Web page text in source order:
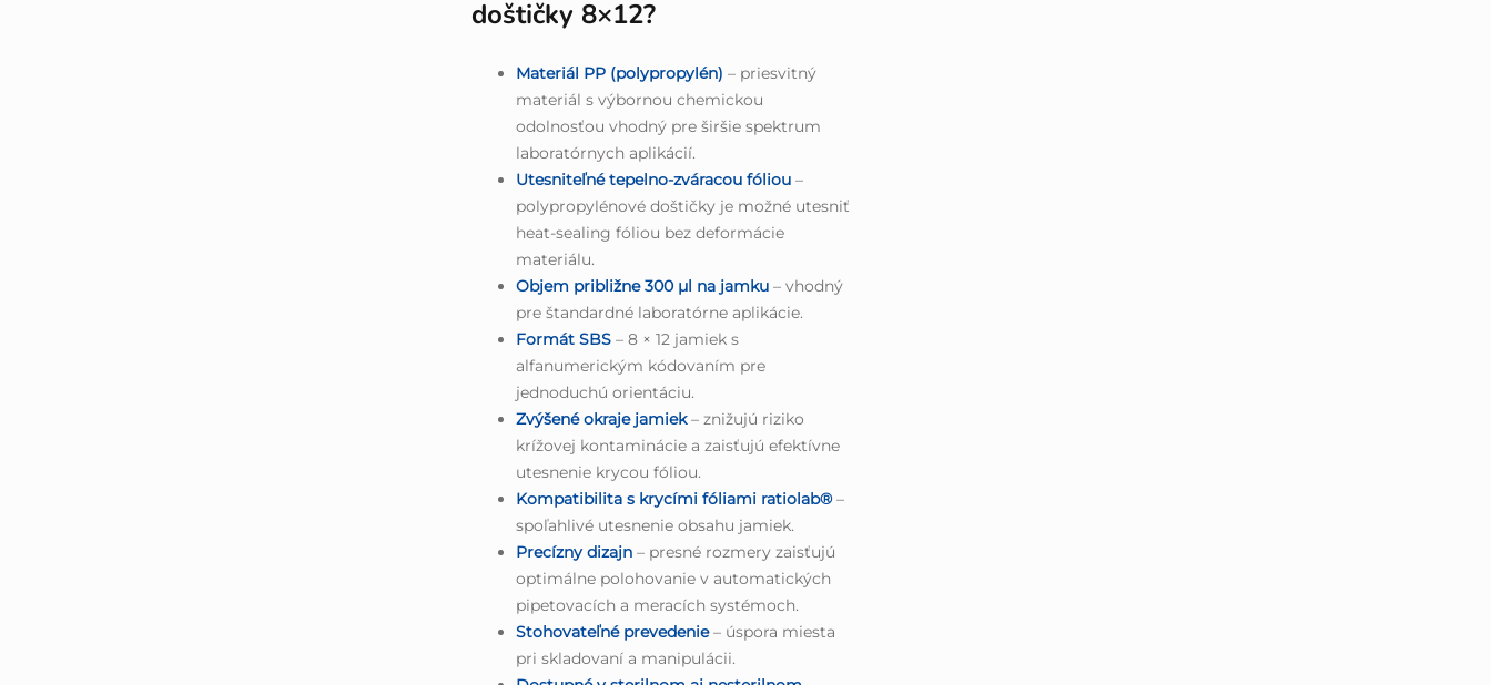
doštičky 8×12?
Materiál PP (polypropylén) – priesvitný
materiál s výbornou chemickou
odolnosťou vhodný pre širšie spektrum
laboratórnych aplikácií.
Utesniteľné tepelno-zváracou fóliou –
polypropylénové doštičky je možné utesniť
heat-sealing fóliou bez deformácie
materiálu.
Objem približne 300 µl na jamku – vhodný
pre štandardné laboratórne aplikácie.
Formát SBS – 8 × 12 jamiek s
alfanumerickým kódovaním pre
jednoduchú orientáciu.
Zvýšené okraje jamiek– znižujú riziko
krížovej kontaminácie a zaisťujú efektívne
utesnenie krycou fóliou.
Kompatibilita s krycími fóliami ratiolab®–
spoľahlivé utesnenie obsahu jamiek.
Precízny dizajn – presné rozmery zaisťujú
optimálne polohovanie v automatických
pipetovacích a meracích systémoch.
Stohovateľné prevedenie– úspora miesta
pri skladovaní a manipulácii.